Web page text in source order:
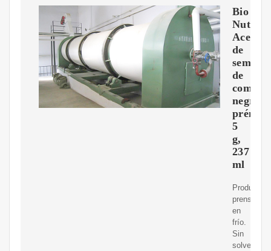
Bio
Aceite
de
semilla
de
comino
negro
5
g,
237
ml
Producto
prensado
en
frío.
Sin
solventes